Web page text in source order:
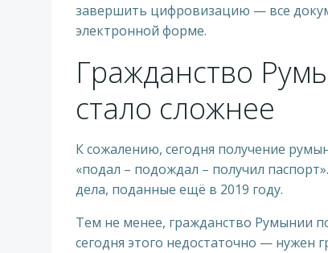
завершить цифровизацию — все
электронной форме.
Гражданство
стало сложнее
К сожалению, сегодня получение
«подал – подождал – получил
дела, поданные ещё в 2019 году.
Тем не менее, гражданство Румынии
сегодня этого недостаточно — нужен